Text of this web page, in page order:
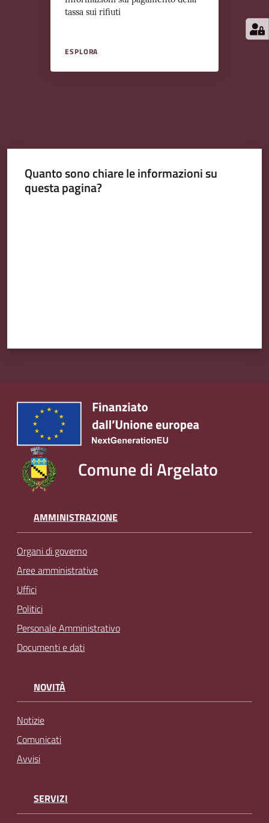
tassa sui rifiuti
ESPLORA
Quanto sono chiare le informazioni su
questa pagina?
Comune di Argelato
AMMINISTRAZIONE
Organi di governo
Aree amministrative
Uffici
Politici
Personale Amministrativo
Documenti e dati
NOVITÀ
Notizie
Comunicati
Avvisi
SERVIZI